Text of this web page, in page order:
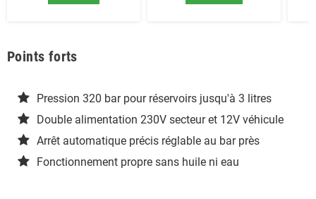
Points forts
Pression 320 bar pour réservoirs jusqu'à 3 litres
Double alimentation 230V secteur et 12V véhicule
Arrêt automatique précis réglable au bar près
Fonctionnement propre sans huile ni eau